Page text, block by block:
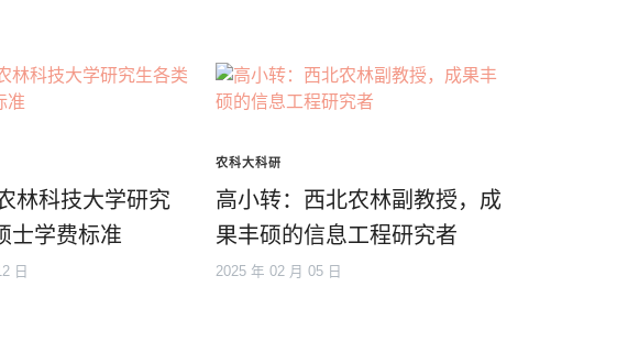
林科技大学研究
士学费标准
日
农科大科研
高小转：西北农林副教授，成
果丰硕的信息工程研究者
2025 年 02 月 05 日